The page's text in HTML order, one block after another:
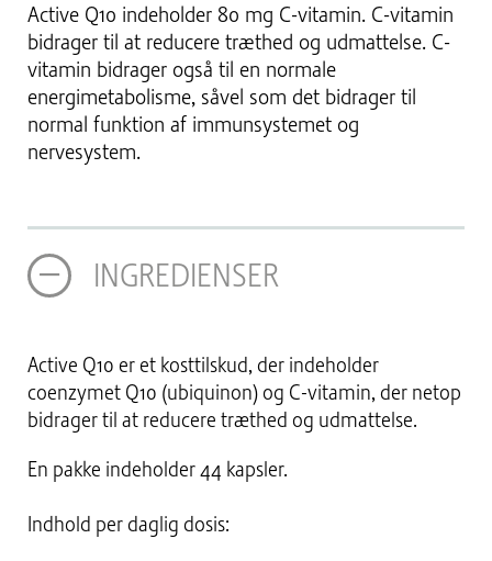
Active Q10 indeholder 80 mg C-vitamin. C-vitamin
bidrager til at reducere træthed og udmattelse. C-
vitamin bidrager også til en normale
energimetabolisme, såvel som det bidrager til
normal funktion af immunsystemet og
nervesystem.
INGREDIENSER
Active Q10 er et kosttilskud, der indeholder
coenzymet Q10 (ubiquinon) og C-vitamin, der netop
bidrager til at reducere træthed og udmattelse.
En pakke indeholder 44 kapsler.
Indhold per daglig dosis: